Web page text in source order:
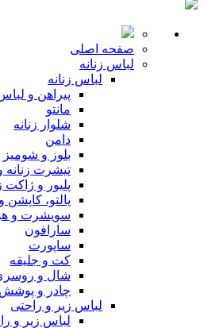
صفحه اصلی
لباس زنانه
لباس زنانه
پیراهن و
مانتو
شلوار زنانه
دامن
بلوز و شومیز
تیشرت
پلیور و ژاکت
پالتو، کاپشن
سویشرت و
سارافون
ساپورت
کت و جلیقه
شال و
چادر و
لباس زیر و راحتی
لباس زیر و